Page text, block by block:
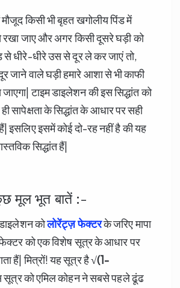
मौजूद किसी भी बृहत खगोलीय पिंड में
जाए और अगर किसी दूसरे घड़ी को
से धीरे-धीरे उस से दूर ले कर जाएं तो,
जाने वाले घड़ी हमारे आशा से भी काफी
जाएगा| टाइम डाइलेशन की इस सिद्धांत को
सापेक्षता के सिद्धांत के आधार पर सही
इसलिए इसमें कोई दो-रह नहीं है की यह
सिद्धांत हैं|
मूल भूत बातें :-
कोलोरेंट्ज़ फेक्टरके जरिए मापा
को एक विशेष सूत्र के आधार पर
हैं| मित्रों! यह सूत्र है√(1-
सूत्र को एमिल कोहन ने सबसे पहले ढूंढ